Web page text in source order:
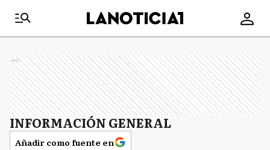
Ads
INFORMACIÓN GENERAL
Añadir como fuente en